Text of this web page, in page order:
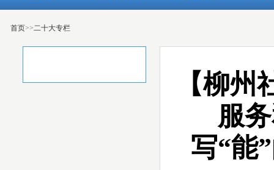
首页>>二十大专栏
【柳
服
写“能